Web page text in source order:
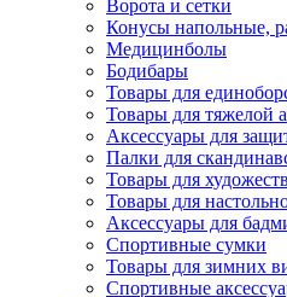
Ворота и сетки
Конусы напольные,
Медицинболы
Бодибары
Товары для
Товары для тяжелой
Аксессуары для
Палки для
Товары для
Товары для
Аксессуары для
Спортивные сумки
Товары для зимних
Спортивные